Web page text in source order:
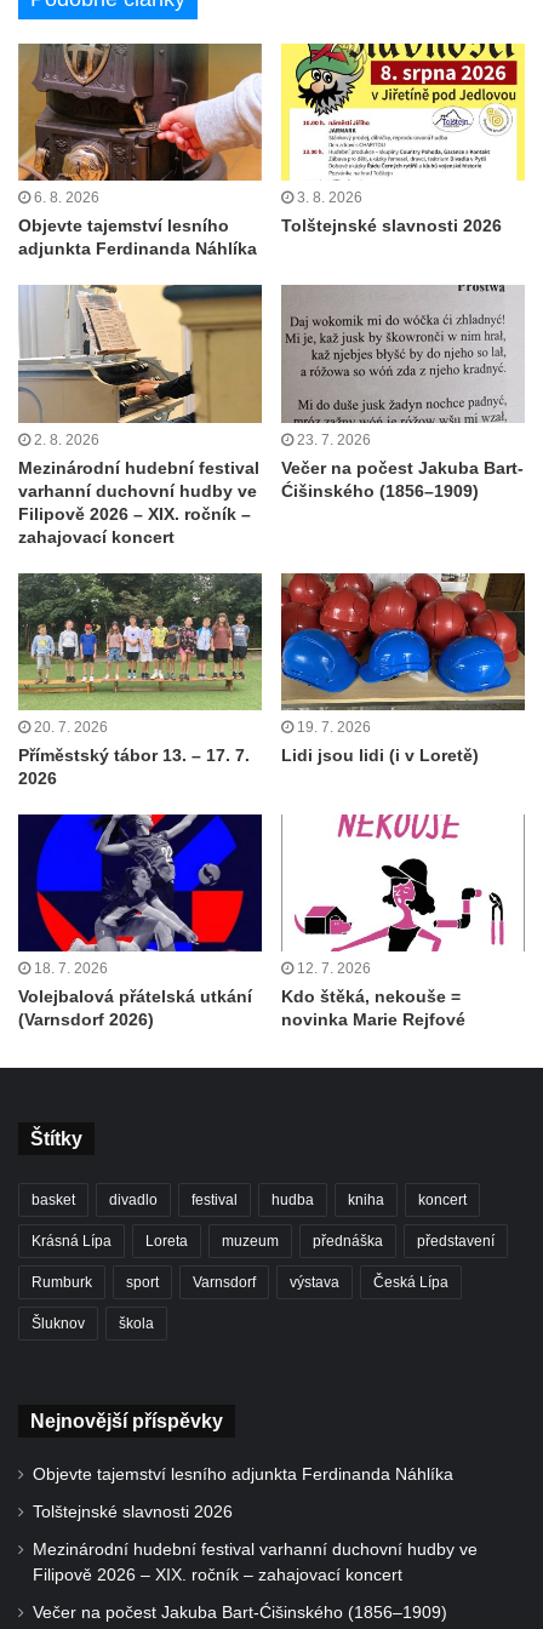
6. 8. 2026
Objevte tajemství lesního
adjunkta Ferdinanda Náhlíka
3. 8. 2026
Tolštejnské slavnosti 2026
2. 8. 2026
Mezinárodní hudební festival
varhanní duchovní hudby ve
Filipově 2026 – XIX. ročník –
zahajovací koncert
23. 7. 2026
Večer na počest Jakuba Bart-
Ćišinského (1856–1909)
20. 7. 2026
Příměstský tábor 13. – 17. 7.
2026
19. 7. 2026
Lidi jsou lidi (i v Loretě)
18. 7. 2026
Volejbalová přátelská utkání
(Varnsdorf 2026)
12. 7. 2026
Kdo štěká, nekouše =
novinka Marie Rejfové
Štítky
basket divadlo festival hudba kniha koncert
Krásná Lípa Loreta muzeum přednáška představení
Rumburk sport Varnsdorf výstava Česká Lípa
Šluknov škola
Nejnovější příspěvky
Objevte tajemství lesního adjunkta Ferdinanda Náhlíka
Tolštejnské slavnosti 2026
Mezinárodní hudební festival varhanní duchovní hudby ve
Filipově 2026 – XIX. ročník – zahajovací koncert
Večer na počest Jakuba Bart-Ćišinského (1856–1909)